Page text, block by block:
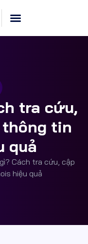
tra cứu,
tin
quả
Cách tra cứu, cập
hiệu quả